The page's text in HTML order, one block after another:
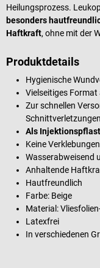
Heilungsprozess.
besonders
Haftkraft, ohne mit der
Produktdetails
Hygienische
Vielseitiges
Zur schnellen
Schnittverletzungen
Als
Keine
Wasserabweisend
Anhaltende
Hautfreundlich
Farbe: Beige
Material:
Latexfrei
In verschiedenen